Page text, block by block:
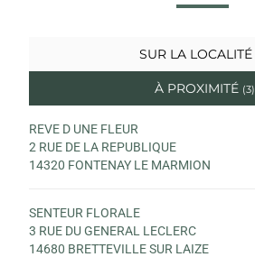
SUR LA LOCALITÉ
À PROXIMITÉ (3)
REVE D UNE FLEUR
2 RUE DE LA REPUBLIQUE
14320 FONTENAY LE MARMION
SENTEUR FLORALE
3 RUE DU GENERAL LECLERC
14680 BRETTEVILLE SUR LAIZE